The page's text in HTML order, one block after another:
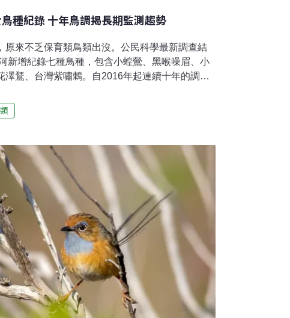
種紀錄 十年鳥調揭長期監測趨勢
原來不乏保育類鳥類出沒。公民科學最新調查結
新增紀錄七種鳥種，包含小蝗鶯、黑喉噪眉、小
澤鵟、台灣紫嘯鶇。自2016年起連續十年的調
，可能和林業及自然保育署自2018年開始移除
民科學助監測「淡水河同步鳥調」是以公民科學
定鳥種的同步調查活動。同步鳥調於每年4月春季
冬季候鳥種類與數量穩定兩個時間點，各進行一
，於淡水河流域及支流的國家重要濕地共24個樣
徒步，紀錄所有看到與聽到的鳥類。2025年共
中冬季調查與中華鳥會發起的台灣新年數鳥